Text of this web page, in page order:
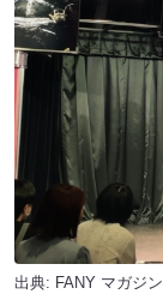
出典: FANY マガジン